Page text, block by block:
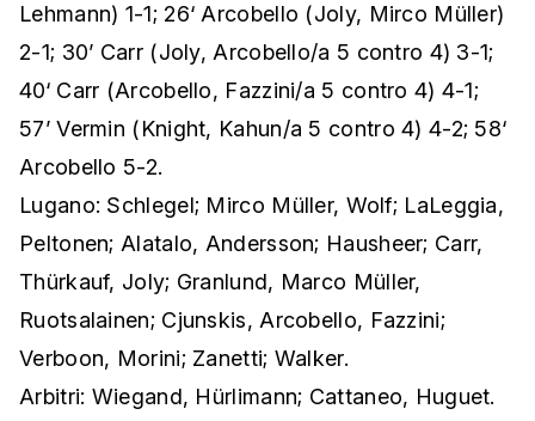
Lehmann) 1-1; 26‘ Arcobello (Joly, Mirco Müller)
2-1; 30’ Carr (Joly, Arcobello/a 5 contro 4) 3-1;
40‘ Carr (Arcobello, Fazzini/a 5 contro 4) 4-1;
57’ Vermin (Knight, Kahun/a 5 contro 4) 4-2; 58‘
Arcobello 5-2.
Lugano: Schlegel; Mirco Müller, Wolf; LaLeggia,
Peltonen; Alatalo, Andersson; Hausheer; Carr,
Thürkauf, Joly; Granlund, Marco Müller,
Ruotsalainen; Cjunskis, Arcobello, Fazzini;
Verboon, Morini; Zanetti; Walker.
Arbitri: Wiegand, Hürlimann; Cattaneo, Huguet.